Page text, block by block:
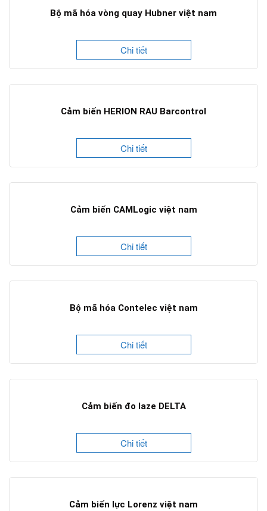
Bộ mã hóa vòng quay Hubner việt nam
Chi tiết
Cảm biến HERION RAU Barcontrol
Chi tiết
Cảm biến CAMLogic việt nam
Chi tiết
Bộ mã hóa Contelec việt nam
Chi tiết
Cảm biến đo laze DELTA
Chi tiết
Cảm biến lực Lorenz việt nam